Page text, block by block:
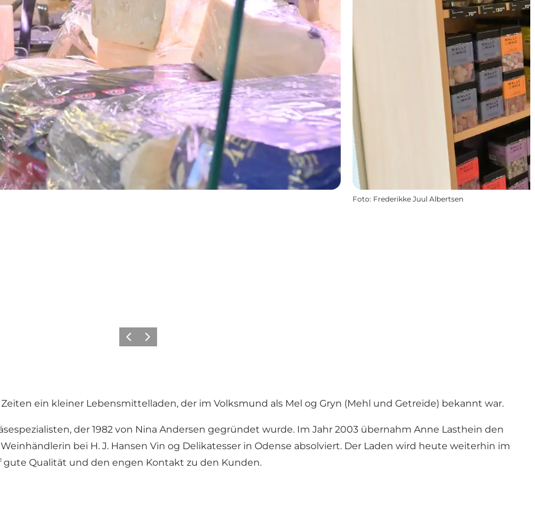
Foto: Frederikke Juul Albertsen
ZurückWeiter
ein kleiner Lebensmittelladen, der im Volksmund als Mel og Gryn (Mehl und Getreide) bekannt war.
der 1982 von Nina Andersen gegründet wurde. Im Jahr 2003 übernahm Anne Lasthein den
bei H. J. Hansen Vin og Delikatesser in Odense absolviert. Der Laden wird heute weiterhin im
Qualität und den engen Kontakt zu den Kunden.